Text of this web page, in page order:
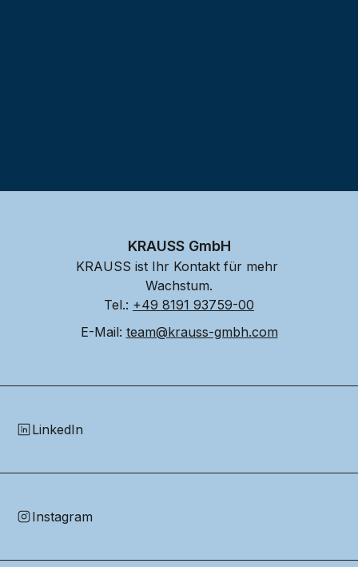
KRAUSS GmbH
KRAUSS ist Ihr Kontakt für mehr
Wachstum.
Tel.: +49 8191 93759-00
E-Mail: team@krauss-gmbh.com
LinkedIn
Instagram